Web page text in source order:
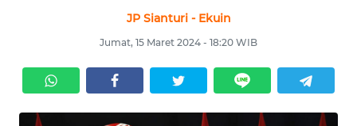
JP Sianturi - Ekuin
Jumat, 15 Maret 2024 - 18:20 WIB
EKUIN